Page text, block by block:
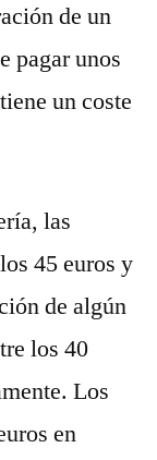
de un
pagar unos
un coste
las
45 euros y
de algún
los 40
Los
en